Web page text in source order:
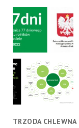
TRZODA CHLEWNA